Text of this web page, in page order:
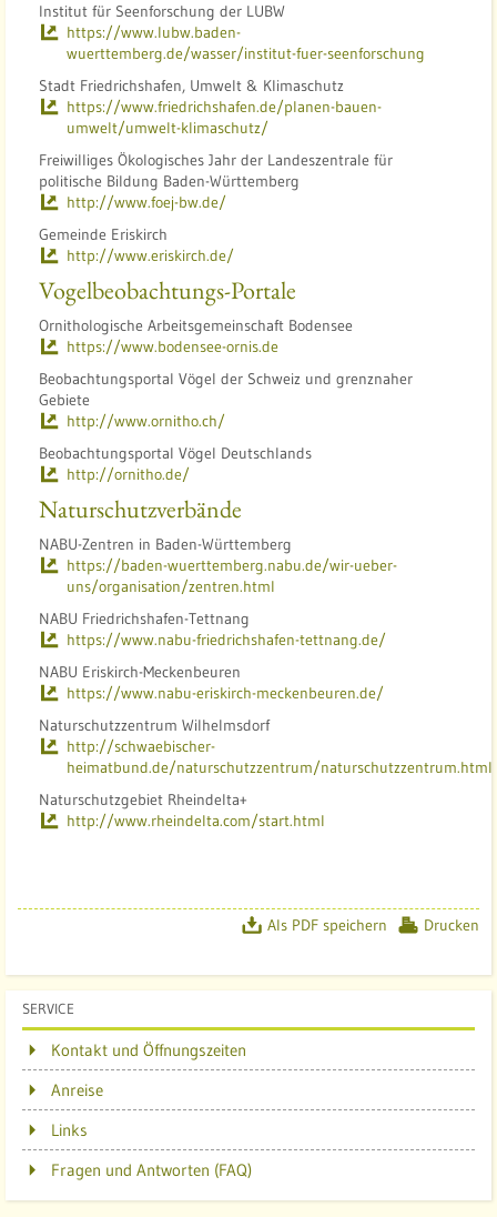
Institut für Seenforschung der LUBW
https://www.lubw.baden-
wuerttemberg.de/wasser/institut-fuer-seenforschung
Stadt Friedrichshafen, Umwelt & Klimaschutz
https://www.friedrichshafen.de/planen-bauen-
umwelt/umwelt-klimaschutz/
Freiwilliges Ökologisches Jahr der Landeszentrale für
politische Bildung Baden-Württemberg
http://www.foej-bw.de/
Gemeinde Eriskirch
http://www.eriskirch.de/
Vogelbeobachtungs-Portale
Ornithologische Arbeitsgemeinschaft Bodensee
https://www.bodensee-ornis.de
Beobachtungsportal Vögel der Schweiz und grenznaher
Gebiete
http://www.ornitho.ch/
Beobachtungsportal Vögel Deutschlands
http://ornitho.de/
Naturschutzverbände
NABU-Zentren in Baden-Württemberg
https://baden-wuerttemberg.nabu.de/wir-ueber-
uns/organisation/zentren.html
NABU Friedrichshafen-Tettnang
https://www.nabu-friedrichshafen-tettnang.de/
NABU Eriskirch-Meckenbeuren
https://www.nabu-eriskirch-meckenbeuren.de/
Naturschutzzentrum Wilhelmsdorf
http://schwaebischer-
heimatbund.de/naturschutzzentrum/naturschutzzentrum.html
Naturschutzgebiet Rheindelta+
http://www.rheindelta.com/start.html
Drucken
Als PDF speichern
SERVICE
Kontakt und Öffnungszeiten
Anreise
Links
Fragen und Antworten (FAQ)